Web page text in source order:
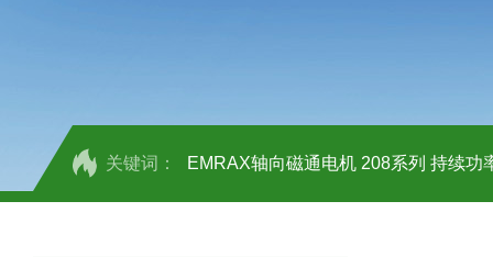
关键词： EMRAX轴向磁通电机 208系列 持续功